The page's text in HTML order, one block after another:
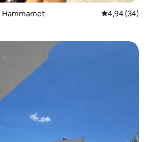
Hammamet Gemiddelde
4,94 (34)